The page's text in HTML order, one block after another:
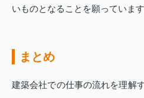
いものとなることを願っています
まとめ
建築会社での仕事の流れを理解